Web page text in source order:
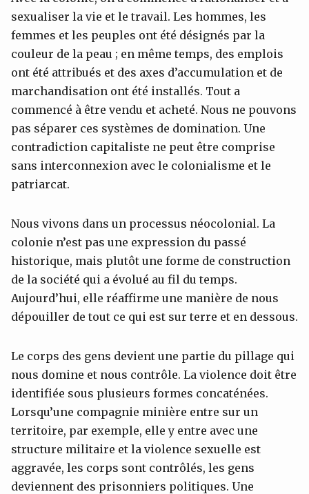
sexualiser la vie et le travail. Les hommes, les
femmes et les peuples ont été désignés par la
couleur de la peau ; en même temps, des emplois
ont été attribués et des axes d’accumulation et de
marchandisation ont été installés. Tout a
commencé à être vendu et acheté. Nous ne pouvons
pas séparer ces systèmes de domination. Une
contradiction capitaliste ne peut être comprise
sans interconnexion avec le colonialisme et le
patriarcat.
Nous vivons dans un processus néocolonial. La
colonie n’est pas une expression du passé
historique, mais plutôt une forme de construction
de la société qui a évolué au fil du temps.
Aujourd’hui, elle réaffirme une manière de nous
dépouiller de tout ce qui est sur terre et en dessous.
Le corps des gens devient une partie du pillage qui
nous domine et nous contrôle. La violence doit être
identifiée sous plusieurs formes concaténées.
Lorsqu’une compagnie minière entre sur un
territoire, par exemple, elle y entre avec une
structure militaire et la violence sexuelle est
aggravée, les corps sont contrôlés, les gens
deviennent des prisonniers politiques. Une